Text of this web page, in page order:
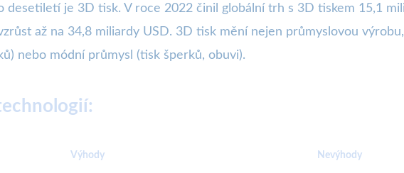
desetiletí je 3D tisk. V roce 2022 činil globální trh s 3D tiskem 15,1
až na 34,8 miliardy USD. 3D tisk mění nejen průmyslovou
nebo módní průmysl (tisk šperků, obuvi).
Výhody Nevýhody